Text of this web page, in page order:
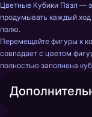
Цветные Кубики Пазл —
продумывать каждый
полю.
Перемещайте фигуры к
совпадает с цветом
полностью заполнена